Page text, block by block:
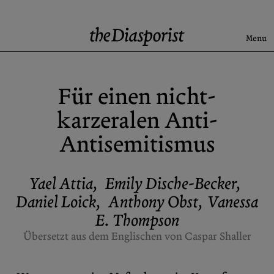
Menu
Rise & Fall of the BRD
Über uns
Archive
Kontakt
Beiträge einreichen
X (Twitter)
Für einen nicht-
karzeralen Anti-
Antisemitismus
Yael Attia, Emily Dische-Becker,
Daniel Loick, Anthony Obst, Vanessa
E. Thompson
Übersetzt aus dem Englischen von Caspar Shaller